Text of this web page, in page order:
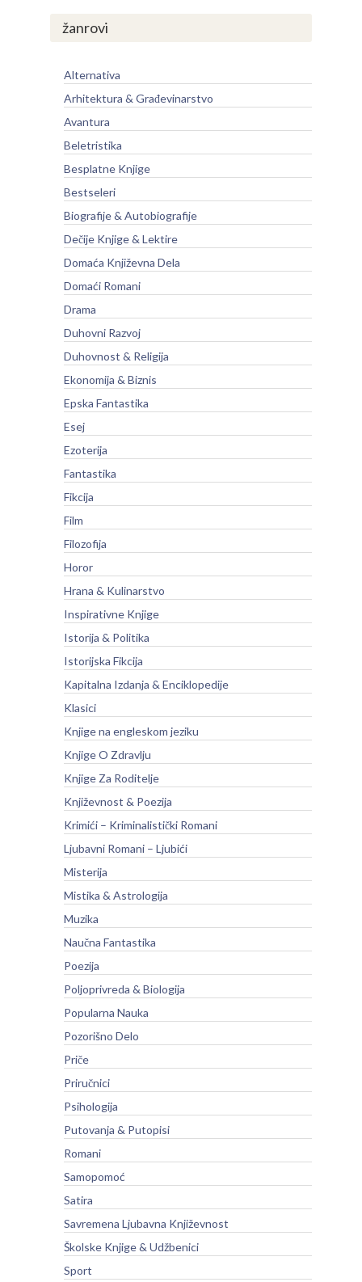
žanrovi
Alternativa
Arhitektura & Građevinarstvo
Avantura
Beletristika
Besplatne Knjige
Bestseleri
Biografije & Autobiografije
Dečije Knjige & Lektire
Domaća Književna Dela
Domaći Romani
Drama
Duhovni Razvoj
Duhovnost & Religija
Ekonomija & Biznis
Epska Fantastika
Esej
Ezoterija
Fantastika
Fikcija
Film
Filozofija
Horor
Hrana & Kulinarstvo
Inspirativne Knjige
Istorija & Politika
Istorijska Fikcija
Kapitalna Izdanja & Enciklopedije
Klasici
Knjige na engleskom jeziku
Knjige O Zdravlju
Knjige Za Roditelje
Književnost & Poezija
Krimići – Kriminalistički Romani
Ljubavni Romani – Ljubići
Misterija
Mistika & Astrologija
Muzika
Naučna Fantastika
Poezija
Poljoprivreda & Biologija
Popularna Nauka
Pozorišno Delo
Priče
Priručnici
Psihologija
Putovanja & Putopisi
Romani
Samopomoć
Satira
Savremena Ljubavna Književnost
Školske Knjige & Udžbenici
Sport